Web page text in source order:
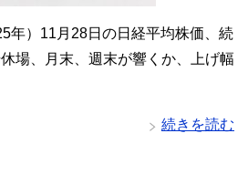
年）11月28日の日経平均株価、続
場、月末、週末が響くか、上げ幅
続きを読む